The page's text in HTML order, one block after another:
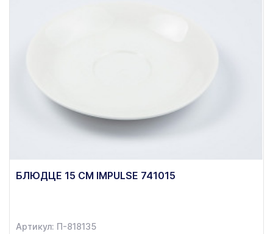
БЛЮДЦЕ 15 СМ IMPULSE 741015
Артикул: П-818135